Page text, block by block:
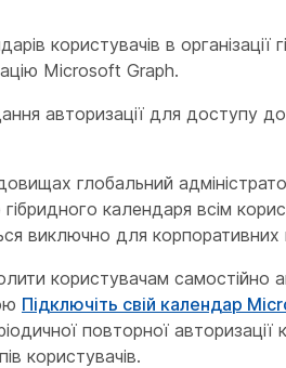
користувачів в організації
Microsoft Graph.
авторизації для доступу
глобальний
календаря всім
виключно для корпоративних
користувачам самостійно
Підключіть свій календар
повторної
користувачів.